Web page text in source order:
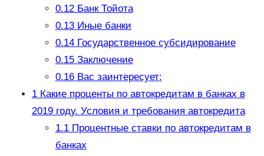
0.12Банк Тойота
0.13Иные банки
0.14Государственное субсидирование
0.15Заключение
0.16Вас заинтересует:
1Какие проценты по автокредитам в банках в
2019 году. Условия и требования автокредита
1.1Процентные ставки по автокредитам в
банках